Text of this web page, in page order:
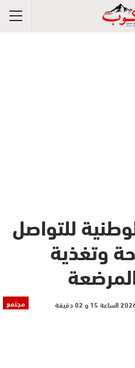
للتواصل
وتغذية
مجتمع